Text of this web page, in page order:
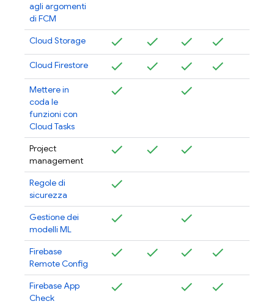
agli argomenti
di FCM
Cloud Storage
Cloud Firestore
Mettere in
coda le
funzioni con
Cloud Tasks
Project
management
Regole di
sicurezza
Gestione dei
modelli ML
Firebase
Remote Config
Firebase App
Check